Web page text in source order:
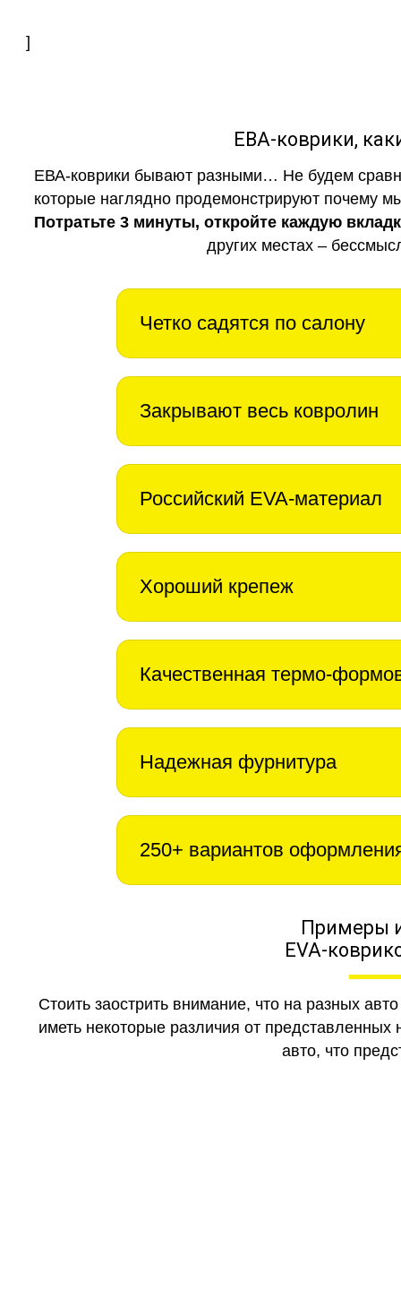
]
ЕВА-коврики,
ЕВА-коврики бывают разными… Не будем
которые наглядно продемонстрируют почему
Потратьте 3 минуты, откройте каждую
других местах –
Четко садятся по салону
Закрывают весь ковролин
Российский EVA-материал
Хороший крепеж
Качественная термо-
Надежная фурнитура
250+ вариантов
Примеры
EVA-
Стоить заострить внимание, что на разных
иметь некоторые различия от
авто, что